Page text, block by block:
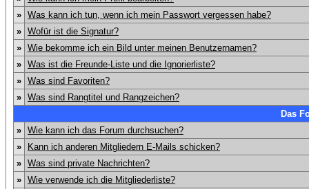
» Was kann ich tun, wenn ich mein Passwort vergessen habe?
» Wofür ist die Signatur?
» Wie bekomme ich ein Bild unter meinen Benutzernamen?
» Was ist die Freunde-Liste und die Ignorierliste?
» Was sind Favoriten?
» Was sind Rangtitel und Rangzeichen?
Das
» Wie kann ich das Forum durchsuchen?
»
Kann ich anderen Mitgliedern E-Mails schicken?
» Was sind private Nachrichten?
» Wie verwende ich die Mitgliederliste?